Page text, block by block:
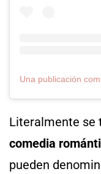
Literalmente se
comedia
pueden